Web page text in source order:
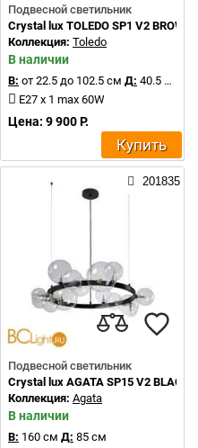
Подвесной светильник
Crystal lux TOLEDO SP1 V2 BROWN
Коллекция: Toledo
В наличии
В: от 22.5 до 102.5 см Д: 40.5 см
E27 x 1 max 60W
Цена: 9 900 Р.
Купить
201835
Подвесной светильник
Crystal lux AGATA SP15 V2 BLACK/
Коллекция: Agata
В наличии
В: 160 см Д: 85 см